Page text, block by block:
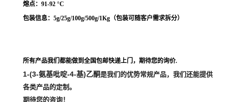
熔点： 91-92 °C
包装信息：5g/25g/100g/500g/1Kg（包装可随客户需求拆分）
所有产品我们都能做到全国包邮快递上门，期待您的询价.
1-(3-氨基吡啶-4-基)乙酮是我们的优势常规产品，我们还能提供
各类产品的定制。
期待您的咨询！